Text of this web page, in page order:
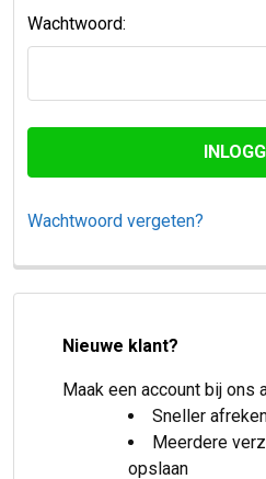
Wachtwoord:
Wachtwoord vergeten?
Nieuwe klant?
Maak een account bij ons
Sneller
Meerdere
opslaan